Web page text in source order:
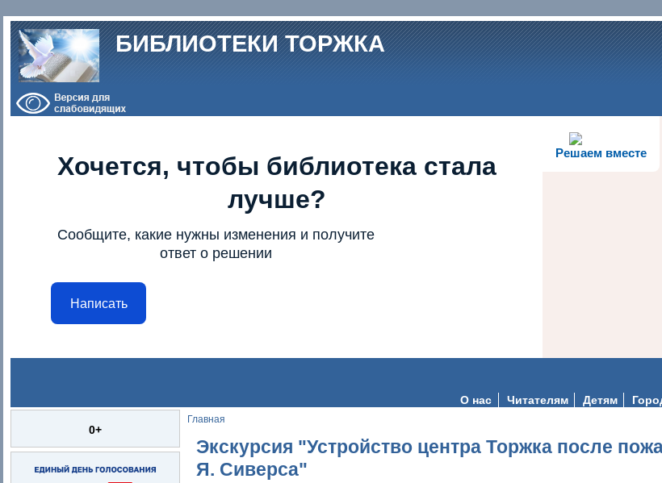
Перейти к основному содержанию
БИБЛИОТЕКИ ТОРЖКА
Решаем вместе
Хочется, чтобы библиотека стала
лучше?
Сообщите, какие нужны изменения и получите
ответ о решении
Написать
О нас Читателям Детям
0+
Главная
Экскурсия "Устройство центра Торжка после
Я. Сиверса"